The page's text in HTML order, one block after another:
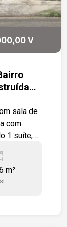
V
sala de
com
1 suíte, 3
próximos
m²